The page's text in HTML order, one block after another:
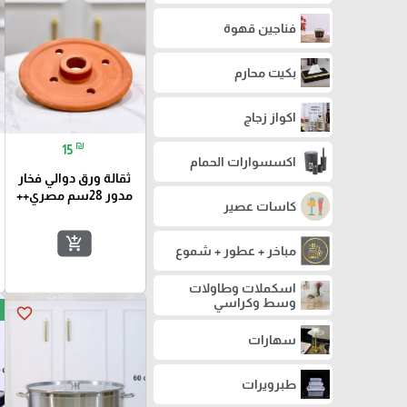
فناجين قهوة
بكيت محارم
اكواز زجاج
اكسسوارات الحمام
كاسات عصير
مباخر + عطور + شموع
اسكملات وطاولات
وسط وكراسي
سهارات
طبرويرات
15 ₪
ثقالة ورق دوالي فخار
مدور 28سم مصري++
add_shopping_cart
favorite_border